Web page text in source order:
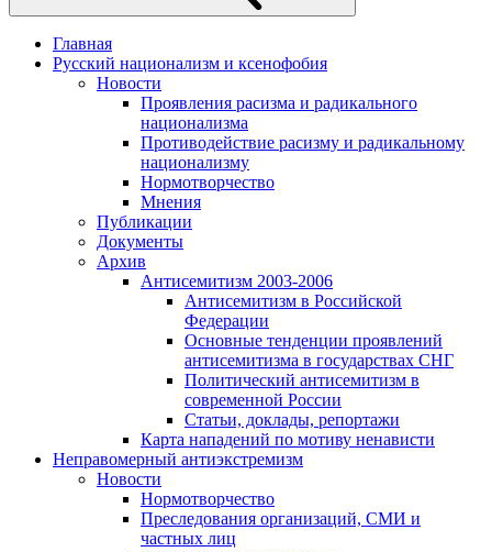
Главная
Русский национализм и ксенофобия
Новости
Проявления расизма и радикального
национализма
Противодействие расизму и радикальному
национализму
Нормотворчество
Мнения
Публикации
Документы
Архив
Антисемитизм 2003-2006
Антисемитизм в Российской
Федерации
Основные тенденции проявлений
антисемитизма в государствах СНГ
Политический антисемитизм в
современной России
Статьи, доклады, репортажи
Карта нападений по мотиву ненависти
Неправомерный антиэкстремизм
Новости
Нормотворчество
Преследования организаций, СМИ и
частных лиц